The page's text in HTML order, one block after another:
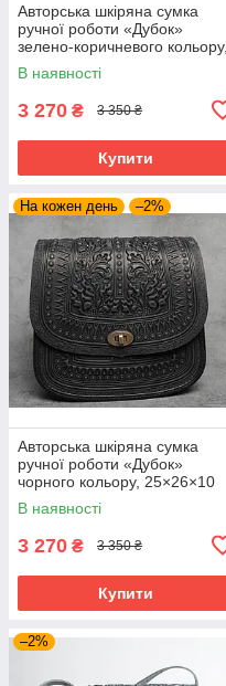
Авторська шкіряна сумка
ручної роботи «Дубок»
зелено-коричневого кольору,
25×26×10 см
В наявності
3 270 ₴ 3 350 ₴
Купити
На кожен день –2%
Авторська шкіряна сумка
ручної роботи «Дубок»
чорного кольору, 25×26×10
см
В наявності
3 270 ₴ 3 350 ₴
Купити
–2%